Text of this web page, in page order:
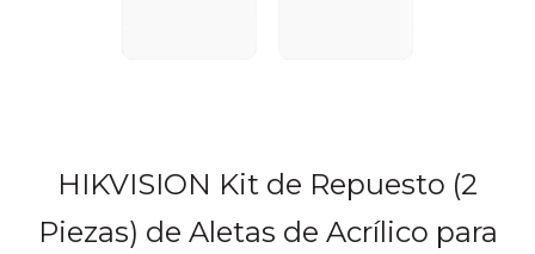
HIKVISION Kit de Repuesto (2
Piezas) de Aletas de Acrílico para